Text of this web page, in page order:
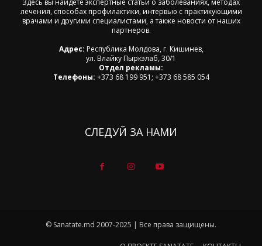
Здесь вы найдете экспертные статьи о заболеваниях, методах
лечения, способах профилактики, интервью с практикующими
врачами и другими специалистами, а также новости от наших
партнеров.
Адрес: Республика Молдова, г. Кишинев,
ул. Влайку Пыркэлаб, 30/1
Отдел рекламы:
Телефоны: +373 68 199 951; +373 68 585 054
СЛЕДУЙ ЗА НАМИ
© Sanatate.md 2007-2025 | Все права защищены.